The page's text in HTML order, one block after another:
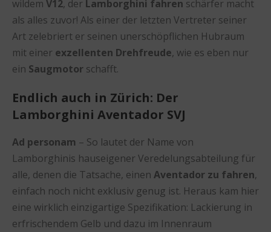
wildem V12, der Lamborghini fahren schärfer macht
als alles zuvor! Als einer der letzten Vertreter seiner
Art zelebriert er seinen unerschöpflichen Hubraum
mit einer exzellenten Drehfreude, wie es eben nur
ein Saugmotor schafft.
Endlich auch in Zürich: Der
Lamborghini Aventador SVJ
Ad personam – So lautet der Name von
Lamborghinis hauseigener Veredelungsabteilung für
alle, denen die Tatsache, einen Aventador zu fahren,
einfach noch nicht exklusiv genug ist. Heraus kam hier
eine wirklich einzigartige Spezifikation: Lackierung in
erfrischendem Gelb und dazu im Innenraum